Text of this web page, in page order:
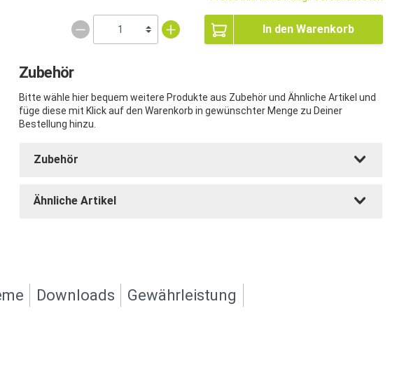
In den Warenkorb
Zubehör
Bitte wähle hier bequem weitere Produkte aus Zubehör und Ähnliche Artikel und
füge diese mit Klick auf den Warenkorb in gewünschter Menge zu Deiner
Bestellung hinzu.
Zubehör
Ähnliche Artikel
Downloads Gewährleistung